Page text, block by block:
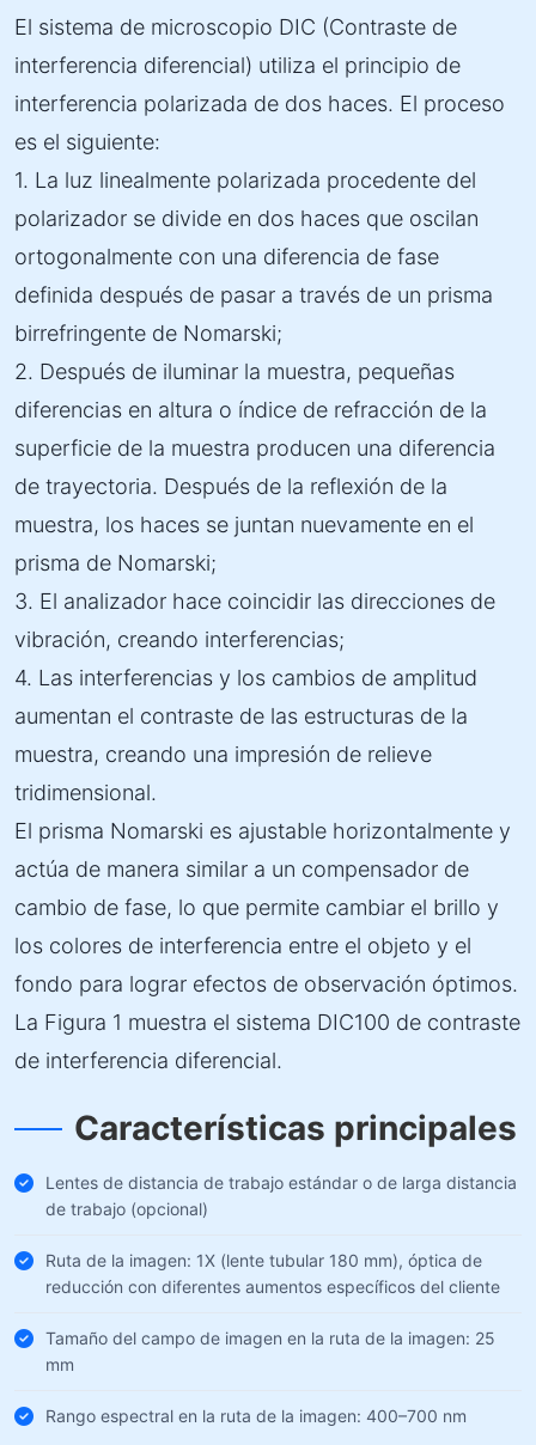
El sistema de microscopio DIC (Contraste de
interferencia diferencial) utiliza el principio de
interferencia polarizada de dos haces. El proceso
es el siguiente:
1. La luz linealmente polarizada procedente del
polarizador se divide en dos haces que oscilan
ortogonalmente con una diferencia de fase
definida después de pasar a través de un prisma
birrefringente de Nomarski;
2. Después de iluminar la muestra, pequeñas
diferencias en altura o índice de refracción de la
superficie de la muestra producen una diferencia
de trayectoria. Después de la reflexión de la
muestra, los haces se juntan nuevamente en el
prisma de Nomarski;
3. El analizador hace coincidir las direcciones de
vibración, creando interferencias;
4. Las interferencias y los cambios de amplitud
aumentan el contraste de las estructuras de la
muestra, creando una impresión de relieve
tridimensional.
El prisma Nomarski es ajustable horizontalmente y
actúa de manera similar a un compensador de
cambio de fase, lo que permite cambiar el brillo y
los colores de interferencia entre el objeto y el
fondo para lograr efectos de observación óptimos.
La Figura 1 muestra el sistema DIC100 de contraste
de interferencia diferencial.
Características principales
Lentes de distancia de trabajo estándar o de larga distancia
de trabajo (opcional)
Ruta de la imagen: 1X (lente tubular 180 mm), óptica de
reducción con diferentes aumentos específicos del cliente
Tamaño del campo de imagen en la ruta de la imagen: 25
mm
Rango espectral en la ruta de la imagen: 400–700 nm